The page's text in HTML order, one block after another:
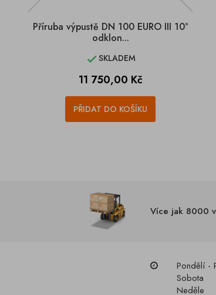
Příruba výpustě DN 100 EURO III 10°
odklon...
SKLADEM
Cena
11 750,00 Kč
PŘIDAT DO KOŠÍKU
Více jak 8000
Pondělí -
Sobota
Neděle